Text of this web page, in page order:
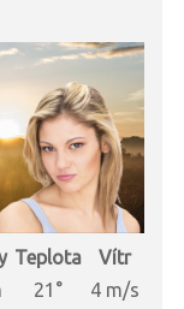
Teplota
Vítr
21°
4 m/s